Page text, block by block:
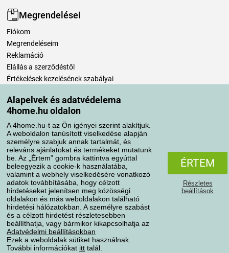
Alapelvek és adatvédelema
4home.hu oldalon
A 4home.hu-t az Ön igényei szerint alakítjuk.
A weboldalon tanúsított viselkedése alapján
személyre szabjuk annak tartalmát, és
releváns ajánlatokat és termékeket mutatunk
be. Az „Értem” gombra kattintva egyúttal
beleegyezik a cookie-k használatába,
valamint a webhely viselkedésére vonatkozó
adatok továbbításába, hogy célzott
hirdetéseket jelenítsen meg közösségi
oldalakon és más weboldalakon található
hirdetési hálózatokban. A személyre szabást
és a célzott hirdetést részletesebben
beállíthatja, vagy bármikor kikapcsolhatja az
Adatvédelmi beállításokban
Ezek a weboldalak sütiket használnak.
További információkat itt talál.
ÉRTEM
Részletes
beállítások
Megrendelései
Fiókom
Megrendeléseim
Reklamáció
Elállás a szerződéstől
Értékelések kezelésének szabályai
Szállítási módok
Fizetési módok
AdatvédelemSüti szabályzat